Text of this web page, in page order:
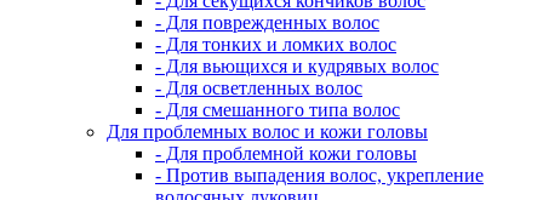
- Для поврежденных волос
- Для тонких и ломких волос
- Для вьющихся и кудрявых волос
- Для осветленных волос
- Для смешанного типа волос
Для проблемных волос и кожи головы
- Для проблемной кожи головы
- Против выпадения волос, укрепление